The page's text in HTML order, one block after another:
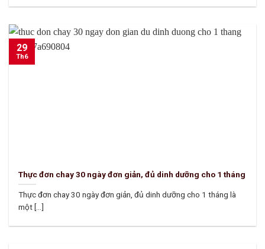
Thực đơn chay 30 ngày đơn giản, đủ dinh dưỡng cho 1 tháng
Thực đơn chay 30 ngày đơn giản, đủ dinh dưỡng cho 1 tháng là
một [...]
29
Th6